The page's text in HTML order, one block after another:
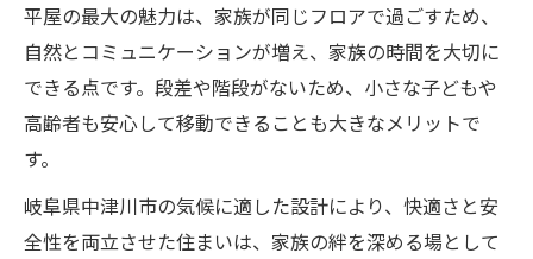
平屋の最大の魅力は、家族が同じフロアで過ごすため、
自然とコミュニケーションが増え、家族の時間を大切に
できる点です。段差や階段がないため、小さな子どもや
高齢者も安心して移動できることも大きなメリットで
す。
岐阜県中津川市の気候に適した設計により、快適さと安
全性を両立させた住まいは、家族の絆を深める場として